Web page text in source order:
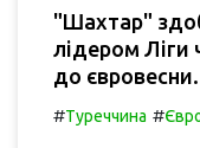
"Шахтар"
лідером Ліги
до євровесни.
#Туреччина #